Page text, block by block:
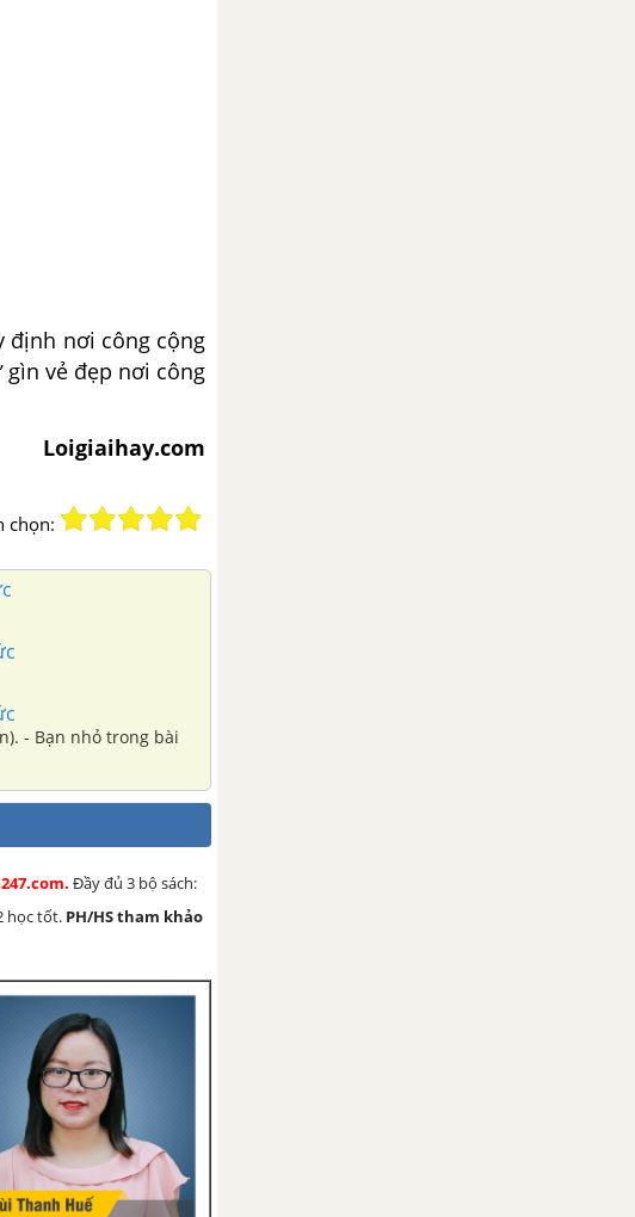
định nơi công cộng
vẻ đẹp nơi công
Loigiaihay.com
chọn:
Đầy đủ 3 bộ sách:
học tốt. PH/HS tham khảo